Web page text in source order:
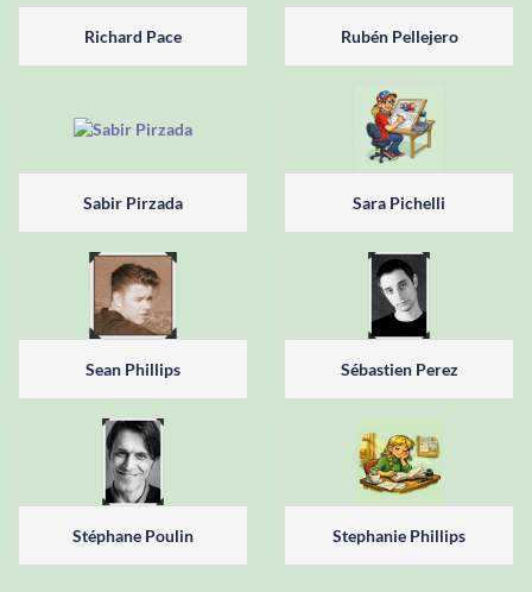
Richard Pace Rubén Pellejero
Sabir Pirzada Sara Pichelli
Sean Phillips Sébastien Perez
Stéphane Poulin Stephanie Phillips